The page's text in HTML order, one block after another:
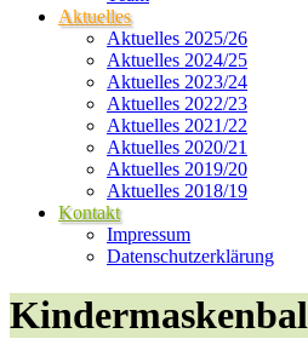
Aktuelles
Aktuelles 2025/26
Aktuelles 2024/25
Aktuelles 2023/24
Aktuelles 2022/23
Aktuelles 2021/22
Aktuelles 2020/21
Aktuelles 2019/20
Aktuelles 2018/19
Kontakt
Impressum
Datenschutzerklärung